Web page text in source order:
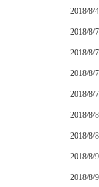
2018/8/4
2018/8/7
2018/8/7
2018/8/7
2018/8/7
2018/8/8
2018/8/8
2018/8/9
2018/8/9